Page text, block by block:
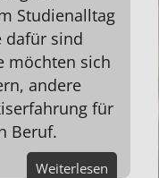
Studienalltag
dafür sind
möchten sich
andere
für
Beruf.
Weiterlesen